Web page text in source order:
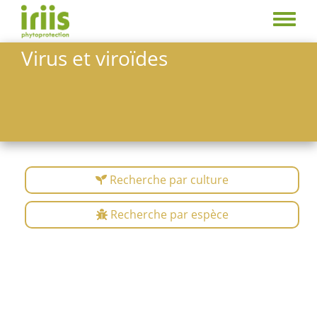
Aller
contenu
principal
Toggle
menu
Virus et viroïdes
Recherche par culture
Recherche par espèce